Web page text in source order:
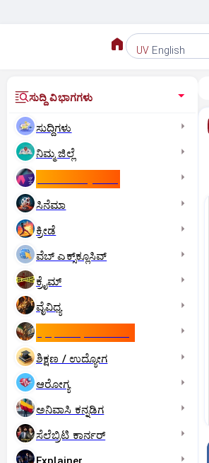
UV English
ಸುದ್ದಿ ವಿಭಾಗಗಳು
ಸುದ್ದಿಗಳು
ನಿಮ್ಮ ಜಿಲ್ಲೆ
ಸಿನೆಮಾ
ಕ್ರೀಡೆ
ವೆಬ್ ಎಕ್ಸ್‌ಕ್ಲೂಸಿವ್
ಕ್ರೈಮ್
ವೈವಿಧ್ಯ
ಶಿಕ್ಷಣ / ಉದ್ಯೋಗ
ಆರೋಗ್ಯ
ಅನಿವಾಸಿ ಕನ್ನಡಿಗ
ಸೆಲೆಬ್ರಿಟಿ ಕಾರ್ನರ್‌